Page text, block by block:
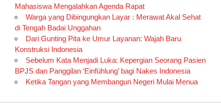
Mahasiswa Mengalahkan Agenda Rapat
Warga yang Dibingungkan Layar : Merawat Akal Sehat
di Tengah Badai Unggahan
Dari Gunting Pita ke Umur Layanan: Wajah Baru
Konstruksi Indonesia
Sebelum Kata Menjadi Luka: Kepergian Seorang Pasien
BPJS dan Panggilan ‘Einfühlung’ bagi Nakes Indonesia
Ketika Tangan yang Membangun Negeri Mulai Menua